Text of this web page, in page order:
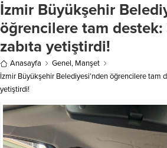
İzmir Büyükşehir
öğrencilere tam destek:
zabıta yetiştirdi!
Anasayfa Genel, Manşet
İzmir Büyükşehir Belediyesi’nden öğrencilere tam
yetiştirdi!